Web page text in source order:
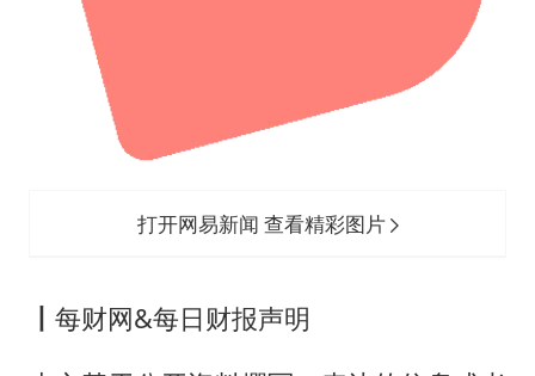
打开网易新闻 查看精彩图片
每财网&每日财报声明